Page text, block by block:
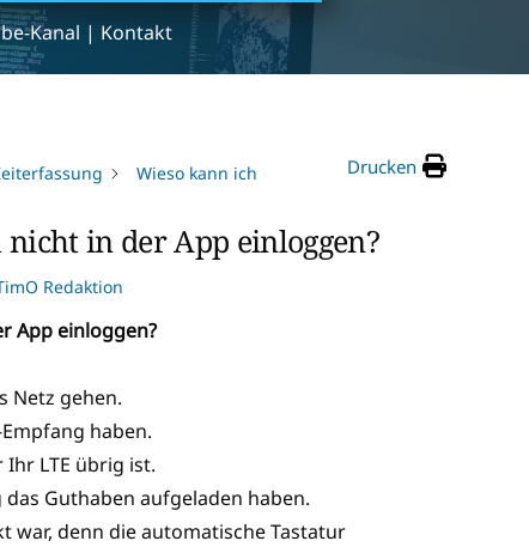
Kanal | Kontakt
Wieso kann ich
Drucken
in der App einloggen?
Redaktion
App einloggen?
Netz gehen.
haben.
LTE übrig ist.
Guthaben aufgeladen haben.
war, denn die automatische Tastatur